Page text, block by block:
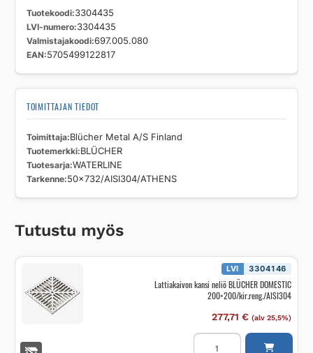
Tuotekoodi 3304435
LVI-numero 3304435
Valmistajakoodi 697.005.080
EAN 5705499122817
TOIMITTAJAN TIEDOT
Toimittaja Blücher Metal A/S Finland
Tuotemerkki BLÜCHER
Tuotesarja WATERLINE
Tarkenne 50x732/AISI304/ATHENS
Tutustu myös
LVI 3304146
Lattiakaivon kansi neliö BLÜCHER DOMESTIC
200×200/kir.reng./AISI304
277,71 € (alv 25,5%)
Lattiakaivon
kansi